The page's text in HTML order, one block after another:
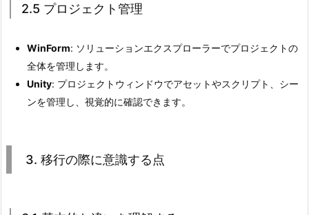
な
い
を
理
解
3.
2.5 プロジェクト管理
WinForm: ソリューションエクスプローラーでプロジェクトの
全体を管理します。
Unity: プロジェクトウィンドウでアセットやスクリプト、シー
ンを管理し、視覚的に確認できます。
3. 移行の際に意識する点